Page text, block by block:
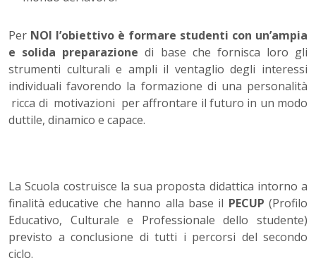
Per NOI l’obiettivo è formare studenti con un’ampia
e solida preparazionedi base che fornisca loro gli
strumenti culturali e ampli il ventaglio degli interessi
individuali favorendo la formazione di una personalità
ricca di motivazioni per affrontare il futuro in un modo
duttile, dinamico e capace.
La Scuola costruisce la sua proposta didattica intorno a
finalità educa­tive che hanno alla base il PECUP (Profilo
Educativo, Culturale e Professionale dello studente)
previsto a conclusione di tutti i percorsi del secondo
ciclo.